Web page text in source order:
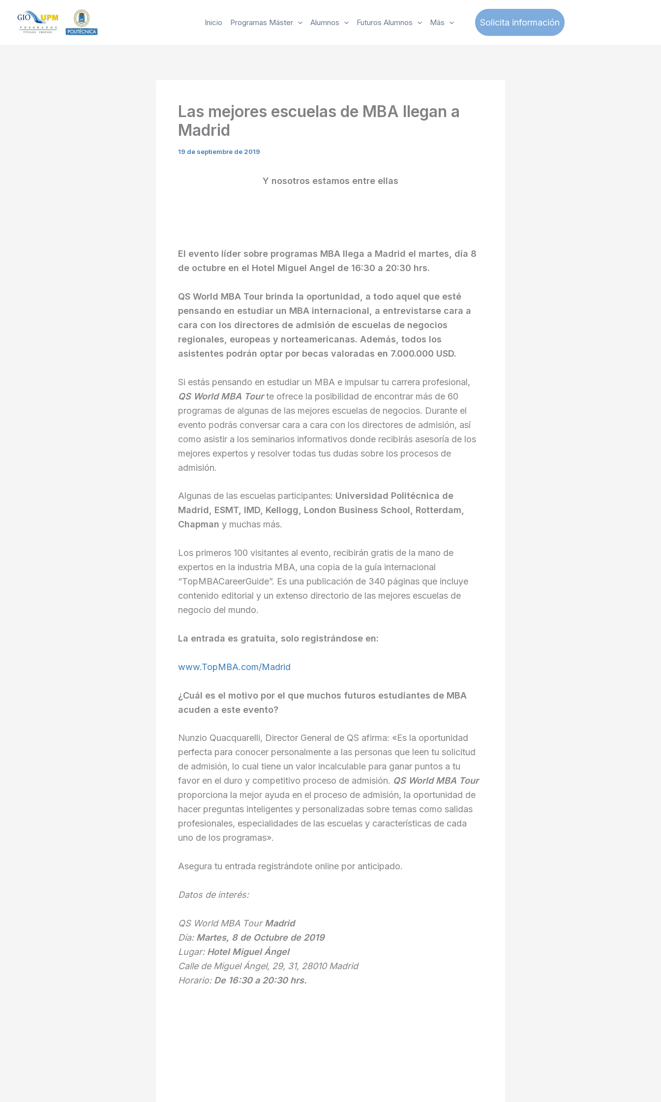
contenido
Inicio Programas Máster Alumnos Futuros Alumnos Más Solicita información
Las mejores escuelas de MBA llegan a
Madrid
19 de septiembre de 2019
Y nosotros estamos entre ellas
El evento líder sobre programas MBA llega a Madrid el martes, día 8
de octubre en el Hotel Miguel Angel de 16:30 a 20:30 hrs.
QS World MBA Tour brinda la oportunidad, a todo aquel que esté
pensando en estudiar un MBA internacional, a entrevistarse cara a
cara con los directores de admisión de escuelas de negocios
regionales, europeas y norteamericanas. Además, todos los
asistentes podrán optar por becas valoradas en 7.000.000 USD.
Si estás pensando en estudiar un MBA e impulsar tu carrera profesional,
QS WorldMBA Tourte ofrece la posibilidad de encontrar más de 60
programas de algunas de las mejores escuelas de negocios. Durante el
evento podrás conversar cara a cara con los directores de admisión, así
como asistir a los seminarios informativos donde recibirás asesoría de los
mejores expertos y resolver todas tus dudas sobre los procesos de
admisión.
Algunas de las escuelas participantes: Universidad Politécnica de
Madrid, ESMT, IMD, Kellogg, London Business School, Rotterdam,
Chapman y muchas más.
Los primeros 100 visitantes al evento, recibirán gratis de la mano de
expertos en la industria MBA, una copia de la guía internacional
“TopMBACareerGuide”. Es una publicación de 340 páginas que incluye
contenido editorial y un extenso directorio de las mejores escuelas de
negocio del mundo.
La entrada es gratuita, solo registrándose en:
www.TopMBA.com/Madrid
¿Cuál es el motivo por el que muchos futuros estudiantes de MBA
acuden a este evento?
Nunzio Quacquarelli, Director General de QS afirma: «Es la oportunidad
perfecta para conocer personalmente a las personas que leen tu solicitud
de admisión, lo cual tiene un valor incalculable para ganar puntos a tu
favor en el duro y competitivo proceso de admisión. QS World MBA Tour
proporciona la mejor ayuda en el proceso de admisión, la oportunidad de
hacer preguntas inteligentes y personalizadas sobre temas como salidas
profesionales, especialidades de las escuelas y características de cada
uno de los programas».
Asegura tu entrada registrándote online por anticipado.
Datos de interés:
QS World MBA TourMadrid
Día:Martes, 8 de Octubre de 2019
Lugar:Hotel Miguel Ángel
Calle de Miguel Ángel, 29, 31, 28010 Madrid
Horario:De 16:30 a 20:30 hrs.